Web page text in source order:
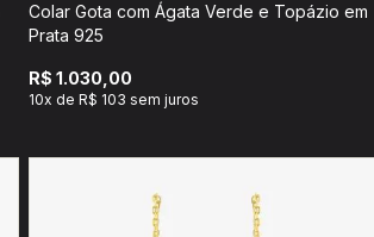
Colar Gota com Ágata Verde e Topázio em
Prata 925
R$ 1.030,00
10x de R$ 103 sem juros